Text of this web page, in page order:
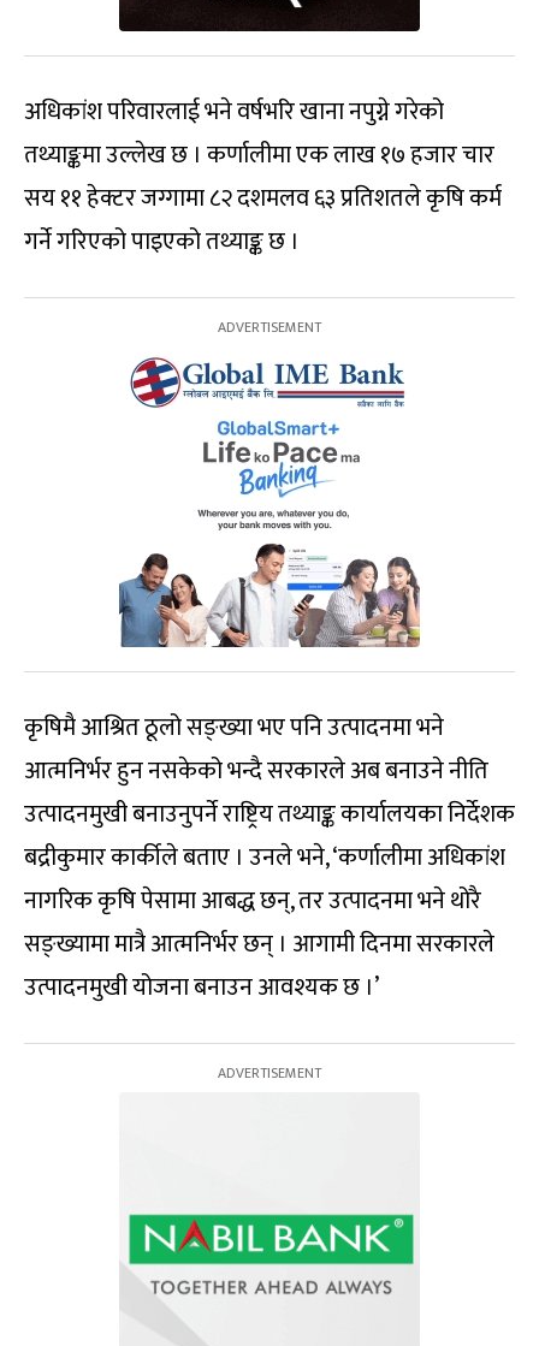
अधिकांश परिवारलाई भने वर्षभरि खाना नपुग्ने गरेको
तथ्याङ्कमा उल्लेख छ । कर्णालीमा एक लाख १७ हजार चार
सय ११ हेक्टर जग्गामा ८२ दशमलव ६३ प्रतिशतले कृषि कर्म
गर्ने गरिएको पाइएको तथ्याङ्क छ ।
कृषिमै आश्रित ठूलो सङ्ख्या भए पनि उत्पादनमा भने
आत्मनिर्भर हुन नसकेको भन्दै सरकारले अब बनाउने नीति
उत्पादनमुखी बनाउनुपर्ने राष्ट्रिय तथ्याङ्क कार्यालयका निर्देशक
बद्रीकुमार कार्कीले बताए । उनले भने, ‘कर्णालीमा अधिकांश
नागरिक कृषि पेसामा आबद्ध छन्, तर उत्पादनमा भने थोरै
सङ्ख्यामा मात्रै आत्मनिर्भर छन् । आगामी दिनमा सरकारले
उत्पादनमुखी योजना बनाउन आवश्यक छ ।’